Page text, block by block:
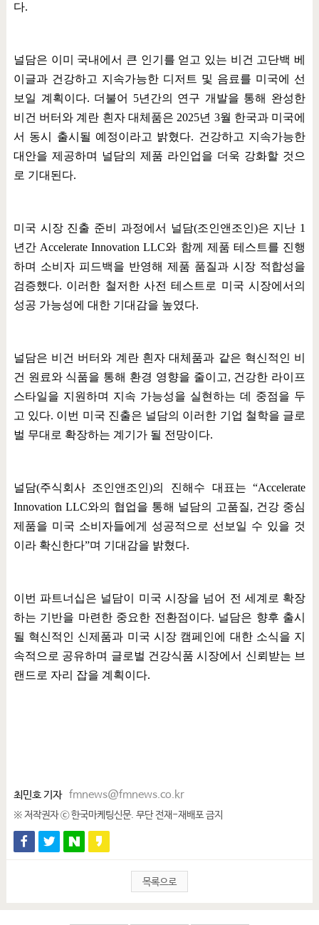
다.
널담은 이미 국내에서 큰 인기를 얻고 있는 비건 고단백 베
이글과 건강하고 지속가능한 디저트 및 음료를 미국에 선
보일 계획이다. 더불어 5년간의 연구 개발을 통해 완성한
비건 버터와 계란 흰자 대체품은 2025년 3월 한국과 미국에
서 동시 출시될 예정이라고 밝혔다. 건강하고 지속가능한
대안을 제공하며 널담의 제품 라인업을 더욱 강화할 것으
로 기대된다.
미국 시장 진출 준비 과정에서 널담(조인앤조인)은 지난 1
년간 Accelerate Innovation LLC와 함께 제품 테스트를 진행
하며 소비자 피드백을 반영해 제품 품질과 시장 적합성을
검증했다. 이러한 철저한 사전 테스트로 미국 시장에서의
성공 가능성에 대한 기대감을 높였다.
널담은 비건 버터와 계란 흰자 대체품과 같은 혁신적인 비
건 원료와 식품을 통해 환경 영향을 줄이고, 건강한 라이프
스타일을 지원하며 지속 가능성을 실현하는 데 중점을 두
고 있다. 이번 미국 진출은 널담의 이러한 기업 철학을 글로
벌 무대로 확장하는 계기가 될 전망이다.
널담(주식회사 조인앤조인)의 진해수 대표는“Accelerate
Innovation LLC와의 협업을 통해 널담의 고품질, 건강 중심
제품을 미국 소비자들에게 성공적으로 선보일 수 있을 것
이라 확신한다”며 기대감을 밝혔다.
이번 파트너십은 널담이 미국 시장을 넘어 전 세계로 확장
하는 기반을 마련한 중요한 전환점이다. 널담은 향후 출시
될 혁신적인 신제품과 미국 시장 캠페인에 대한 소식을 지
속적으로 공유하며 글로벌 건강식품 시장에서 신뢰받는 브
랜드로 자리 잡을 계획이다.
최민호 기자 fmnews@fmnews.co.kr
※ 저작권자 ⓒ 한국마케팅신문. 무단 전재-재배포 금지
목록으로